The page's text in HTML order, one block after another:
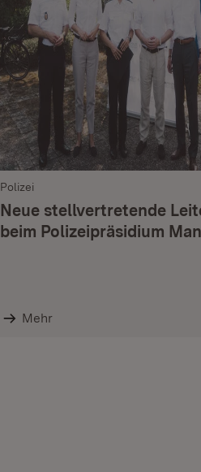
Polizei
Neue stellvertretende
beim Polizeipräsidium
Mehr